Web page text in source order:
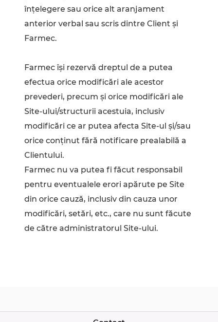
înţelegere sau orice alt aranjament
anterior verbal sau scris dintre Client şi
Farmec.
Farmec își rezervă dreptul de a putea
efectua orice modificări ale acestor
prevederi, precum și orice modificări ale
Site-ului/structurii acestuia, inclusiv
modificări ce ar putea afecta Site-ul și/sau
orice conținut fără notificare prealabilă a
Clientului.
Farmec nu va putea fi făcut responsabil
pentru eventualele erori apărute pe Site
din orice cauză, inclusiv din cauza unor
modificări, setări, etc., care nu sunt făcute
de către administratorul Site-ului.